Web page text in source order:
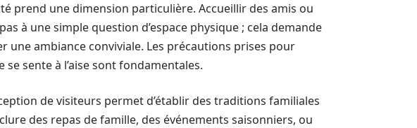
prend une dimension particulière. Accueillir des amis ou
à une simple question d’espace physique ; cela demande
ambiance conviviale. Les précautions prises pour
sente à l’aise sont fondamentales.
de visiteurs permet d’établir des traditions familiales
des repas de famille, des événements saisonniers, ou